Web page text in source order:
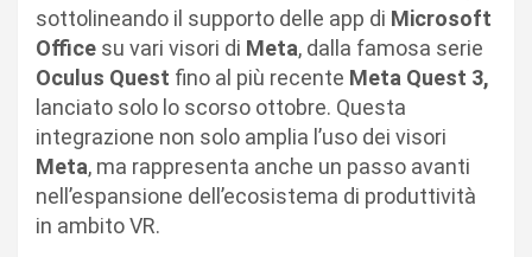
sottolineando il supporto delle app di Microsoft
Office su vari visori di Meta, dalla famosa serie
Oculus Quest fino al più recente Meta Quest 3,
lanciato solo lo scorso ottobre. Questa
integrazione non solo amplia l’uso dei visori
Meta, ma rappresenta anche un passo avanti
nell’espansione dell’ecosistema di produttività
in ambito VR.